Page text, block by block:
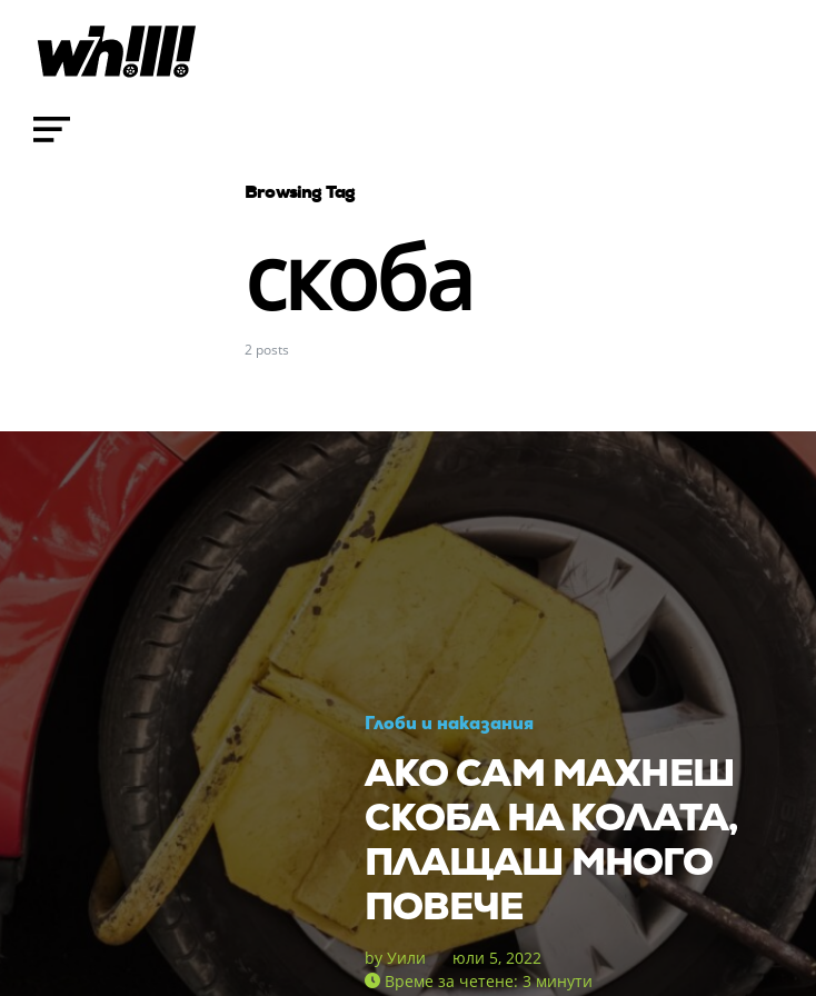
Browsing Tag
скоба
2 posts
Глоби и наказания
АКО САМ МАХНЕШ
СКОБА НА КОЛАТА,
ПЛАЩАШ МНОГО
ПОВЕЧЕ
by Уили
юли 5, 2022
Време за четене: 3 минути